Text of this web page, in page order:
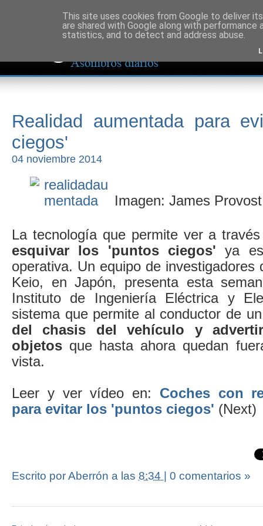
Realidad aumentada para
ciegos'
04 noviembre 2014
Imagen: James
La tecnología que permite ver a
esquivar los 'puntos ciegos' ya
operativa. Un equipo de investigadores
Keio, en Japón, presenta esta
Instituto de Ingeniería Eléctrica y
sistema que permite al conductor de
del chasis del vehículo y
objetos que hasta ahora quedan
vista.
Leer y ver vídeo en: Coches con
para evitar los 'puntos ciegos' (Next)
Escrito por Aberrón a las 8:34 | 0 comentarios »
This site uses cookies from Google to deliver
are shared with Google along with
statistics, and to detect and address abuse.